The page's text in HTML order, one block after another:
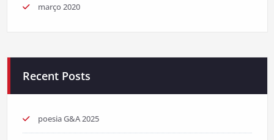
março 2020
Recent Posts
poesia G&A 2025